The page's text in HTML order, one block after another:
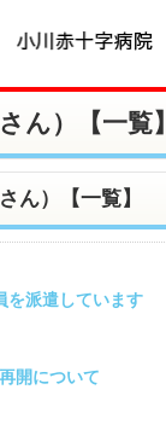
ん）【一覧】
ん）【一覧】
を派遣しています
開について